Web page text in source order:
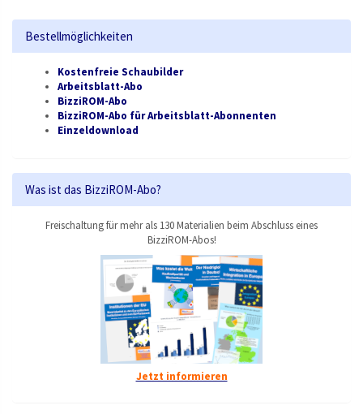
Bestellmöglichkeiten
Kostenfreie Schaubilder
Arbeitsblatt-Abo
BizziROM-Abo
BizziROM-Abo für Arbeitsblatt-Abonnenten
Einzeldownload
Was ist das BizziROM-Abo?
Freischaltung für mehr als 130 Materialien beim Abschluss eines
BizziROM-Abos!
Jetzt informieren